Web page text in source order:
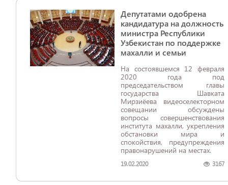
Депутатами одобрена
кандидатура на должность
министра Республики
Узбекистан по поддержке
махалли и семьи
На состоявшемся 12 февраля
2020 года под
председательством главы
государства Шавката
Мирзиёева видеоселекторном
совещании обсуждены
вопросы совершенствования
института махалли, укрепления
обстановки мира и
спокойствия, предупреждения
правонарушений на местах.
19.02.2020 3167